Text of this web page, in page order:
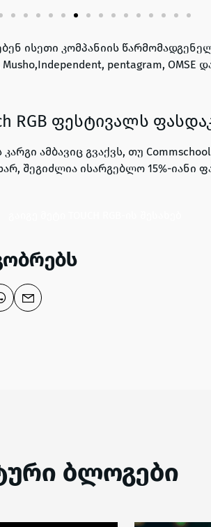
ისეთი კომპანიის
pentagram, OMSE
RGB ფესტივალს
ამბავიც გვაქვს, თუ
შეგიძლია ისარგებლო 15%-იანი
ბლოგები